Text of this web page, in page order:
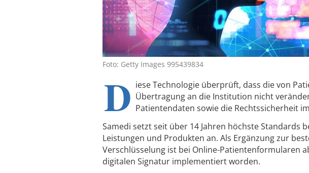
Foto: Getty Images 995439834
D iese Technologie überprüft, dass die von
Übertragung an die Institution nicht
Patientendaten sowie die Rechtssicherheit
Samedi setzt seit über 14 Jahren höchste Standards
Leistungen und Produkten an. Als Ergänzung zur
Verschlüsselung ist bei Online-Patientenformularen
digitalen Signatur implementiert worden.